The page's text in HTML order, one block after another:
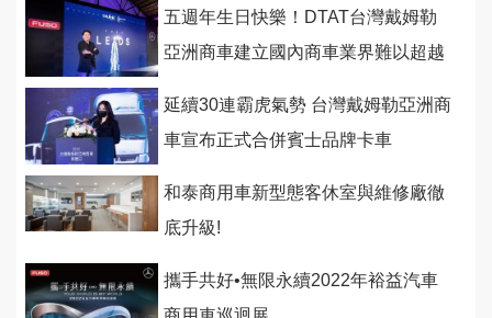
五週年生日快樂！DTAT台灣戴姆勒
亞洲商車建立國內商車業界難以超越
延續30連霸虎氣勢 台灣戴姆勒亞洲商
車宣布正式合併賓士品牌卡車
和泰商用車新型態客休室與維修廠徹
底升級!
攜手共好•無限永續2022年裕益汽車